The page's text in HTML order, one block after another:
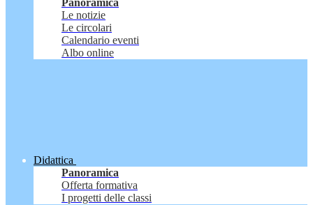
Panoramica
Le notizie
Le circolari
Calendario eventi
Albo online
Didattica
Panoramica
Offerta formativa
I progetti delle classi